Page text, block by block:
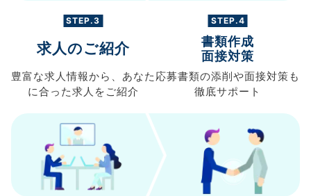
STEP.3
求人のご紹介
豊富な求人情報から、 あなた
に合った求人を ご紹介
STEP.4
書類作成
面接対策
応募書類の添削や面接対策も
徹底サポート